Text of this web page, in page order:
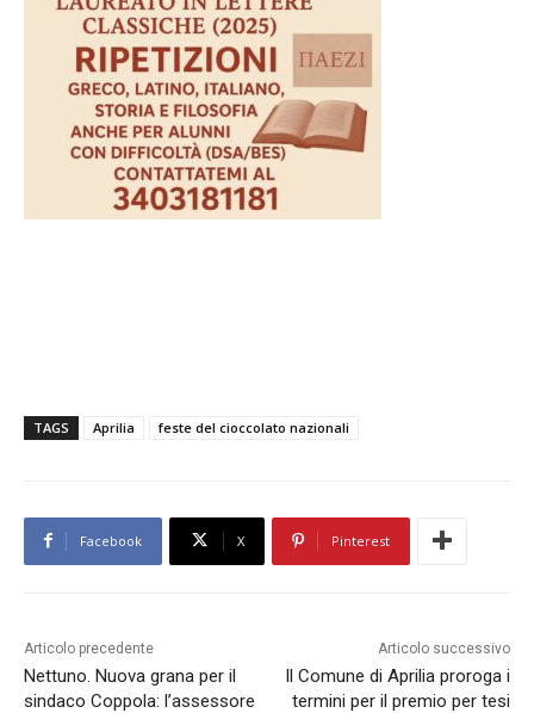
TAGS Aprilia feste del cioccolato nazionali
Facebook X Pinterest
Articolo precedente
Nettuno. Nuova grana per il
sindaco Coppola: l’assessore
Articolo successivo
Il Comune di Aprilia proroga i
termini per il premio per tesi